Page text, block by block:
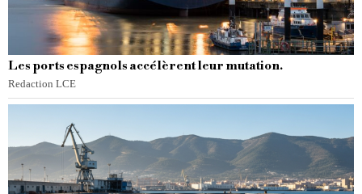
Les ports espagnols accélèrent leur mutation.
Redaction LCE